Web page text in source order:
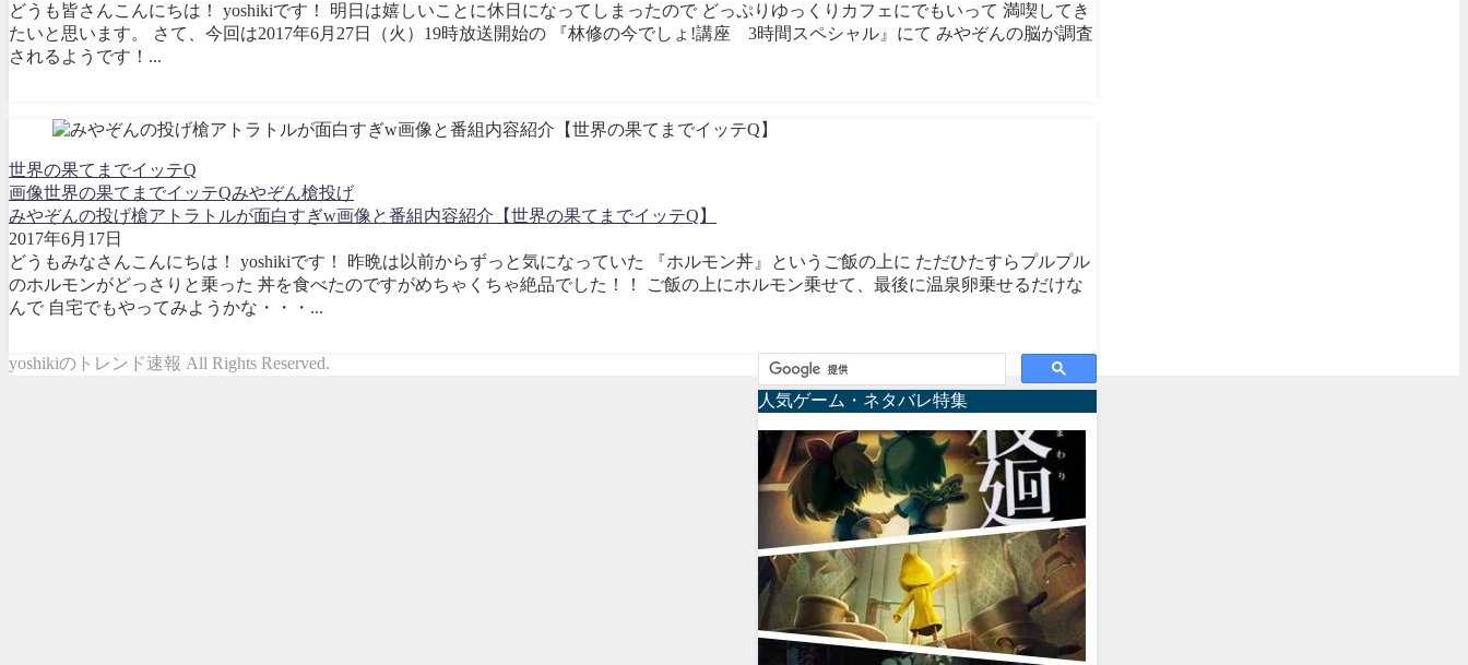
どうも皆さんこんにちは！ yoshikiです！ 明日は嬉しいことに休日になってしまったので どっぷりゆっくりカフェにでもいって 満喫してき
たいと思います。 さて、今回は2017年6月27日（火）19時放送開始の 『林修の今でしょ!講座 3時間スペシャル』にて みやぞんの脳が調査
されるようです！...
世界の果てまでイッテQ
画像世界の果てまでイッテQみやぞん槍投げ
みやぞんの投げ槍アトラトルが面白すぎw画像と番組内容紹介【世界の果てまでイッテQ】
2017年6月17日
どうもみなさんこんにちは！ yoshikiです！ 昨晩は以前からずっと気になっていた 『ホルモン丼』というご飯の上に ただひたすらプルプル
のホルモンがどっさりと乗った 丼を食べたのですがめちゃくちゃ絶品でした！！ ご飯の上にホルモン乗せて、最後に温泉卵乗せるだけな
んで 自宅でもやってみようかな・・・...
人気ゲーム・ネタバレ特集
yoshikiのトレンド速報 All Rights Reserved.